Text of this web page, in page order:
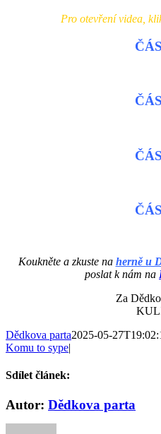
Pro otevření videa,
Koukněte a zkuste na herně u
poslat k nám na
Za
Dědkova parta2025-05-
Komu to sype|
Sdílet článek:
Facebook
Twitter
Reddit
LinkedIn
WhatsApp
Telegram
Tumblr
Pinterest
Vk
E-
Autor: Dědkova parta